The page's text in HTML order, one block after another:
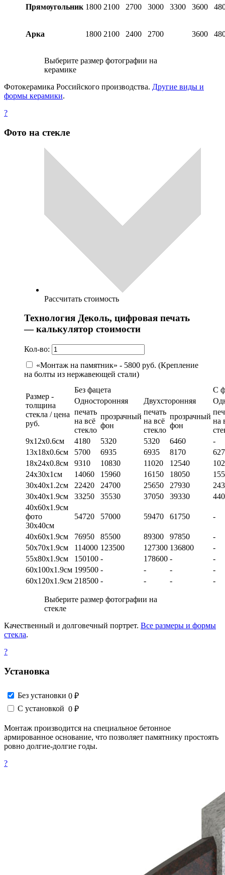
Прямоугольник 1800 2100 2700 3000 3300 3600
Арка 1800 2100 2400 2700 3600
Выберите размер фотографии на
керамике
Фотокерамика Российского производства. Другие виды и
формы керамики.
?
Фото на стекле
Рассчитать стоимость
Технология Деколь, цифровая печать
— калькулятор стоимости
Кол-во:
«Монтаж на памятник» - 5800 руб. (Крепление
на болты из нержавеющей стали)
Размер -
толщина
стекла / цена
руб.
Без фацета
С
Односторонняя
Двухсторонняя
печать
на всё
стекло
прозрачный
фон
печать
на всё
стекло
прозрачный
фон
на
9х12х0.6см
4180 5320 5320 6460
-
13х18х0.6см
5700 6935 6935 8170
18х24х0.8см
9310 10830 11020 12540
24х30х1см
14060 15960 16150 18050
30х40х1.2см
22420 24700 25650 27930
30х40х1.9см
33250 35530 37050 39330
40х60х1.9см
фото
30х40см
54720 57000 59470 61750 -
40х60х1.9см 76950 85500 89300 97850
-
50х70х1.9см
114000 123500 127300 136800
-
55х80х1.9см
150100 - 178600 -
-
60х100х1.9см 199500 - - -
-
60х120х1.9см 218500 - - - -
Выберите размер фотографии на
стекле
Качественный и долговечный портрет. Все размеры и формы
стекла.
?
Установка
Без установки 0 ₽
С установкой 0 ₽
Монтаж производится на специальное бетонное
армированное основание, что позволяет памятнику простоять
ровно долгие-долгие годы.
?